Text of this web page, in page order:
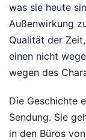
was sie heute
Außenwirkung
Qualität der
einen nicht
wegen des
Die Geschichte
Sendung. Sie
in den Büros